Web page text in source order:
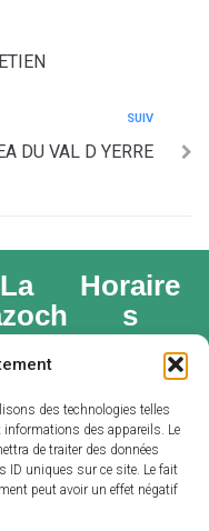
des technologies telles
informations des appareils. Le
de traiter des données
ID uniques sur ce site. Le fait
peut avoir un effet négatif
SUIV
DU VAL D YERRE
La
du
LA
Horaire
s
d’ouvert
Lundi : 14h –
16h
Du mardi au
vendredi :